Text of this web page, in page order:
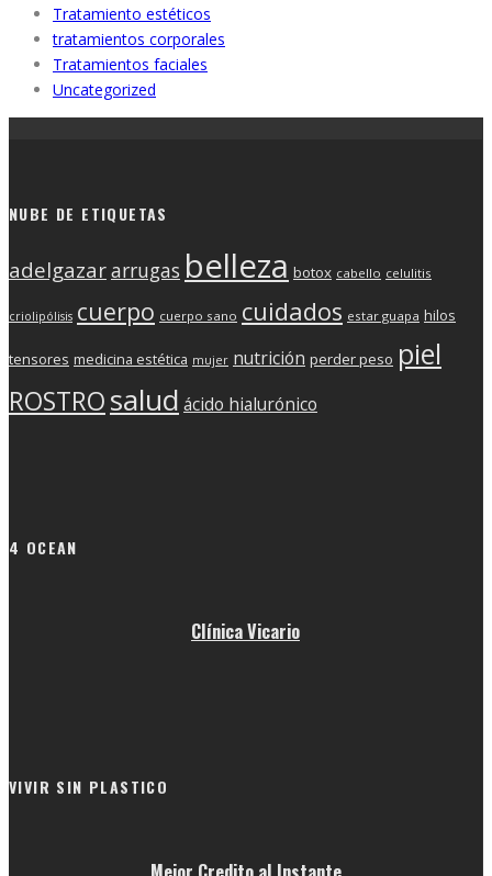
Tratamiento estéticos
tratamientos corporales
Tratamientos faciales
Uncategorized
NUBE DE ETIQUETAS
adelgazararrugas belleza botox cabello celulitis
criolipólisis cuerpo cuerpo sano cuidados estar guapa hilos
tensores medicina estética mujer nutrición perder peso piel
ROSTROsalud ácido hialurónico
4 OCEAN
Clínica Vicario
VIVIR SIN PLASTICO